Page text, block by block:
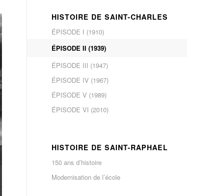
HISTOIRE DE SAINT-CHARLES
ÉPISODE I (1910)
ÉPISODE II (1939)
ÉPISODE III (1947)
ÉPISODE IV (1967)
ÉPISODE V (1989)
ÉPISODE VI (2010)
HISTOIRE DE SAINT-RAPHAEL
150 ans d’histoire
Modernisation de l’école